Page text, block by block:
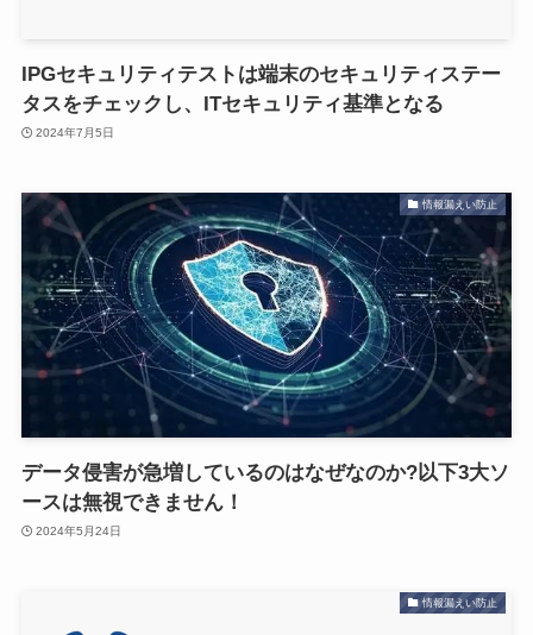
IPGセキュリティテストは端末のセキュリティステー
タスをチェックし、ITセキュリティ基準となる
2024年7月5日
情報漏えい防止
データ侵害が急増しているのはなぜなのか?以下3大ソ
ースは無視できません！
2024年5月24日
情報漏えい防止